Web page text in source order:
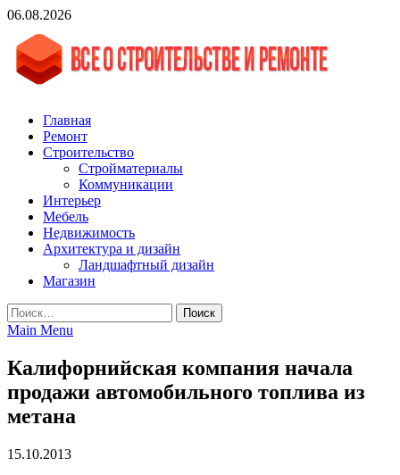
Skip
content
06.08.2026
vgasa.ru
Строительный журнал. Всё о строительстве и ремонтах
Главная
Ремонт
Строительство
Стройматериалы
Коммуникации
Интерьер
Мебель
Недвижимость
Архитектура и дизайн
Ландшафтный дизайн
Магазин
Найти:
Main Menu
Калифорнийская компания начала
продажи автомобильного топлива из
метана
15.10.2013